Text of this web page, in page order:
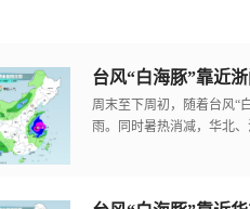
台风“白海豚”靠近
周末至下周初，随着台风“
雨。同时暑热消减，华北